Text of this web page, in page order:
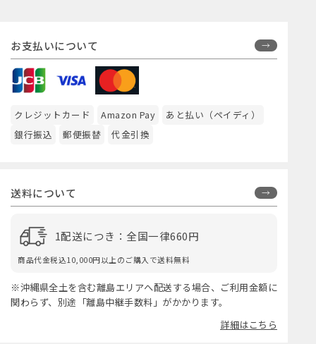
お支払いについて
クレジットカード Amazon Pay
あと払い（ペイディ）
銀行振込
郵便振替 代金引換
送料について
1配送につき：全国一律660円
商品代金税込10,000円以上のご購入で送料無料
※沖縄県全土を含む離島エリアへ配送する場合、ご利用金額に
関わらず、別途「離島中継手数料」がかかります。
詳細はこちら